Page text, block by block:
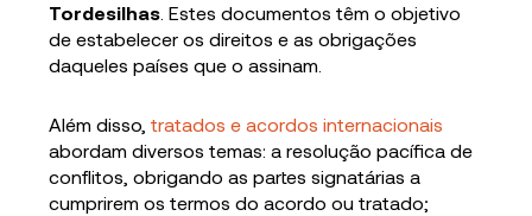
Tordesilhas . Estes documentos têm o objetivo
de estabelecer os direitos e as obrigações
daqueles países que o assinam.
Além disso,tratados e acordos internacionais
abordam diversos temas: a resolução pacífica de
conflitos, obrigando as partes signatárias a
cumprirem os termos do acordo ou tratado;